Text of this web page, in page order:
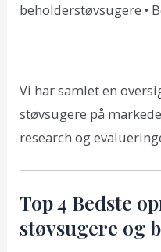
beholderstøvsugere •
Vi har samlet en
støvsugere på
research og
Top 4 Bedste
støvsugere og